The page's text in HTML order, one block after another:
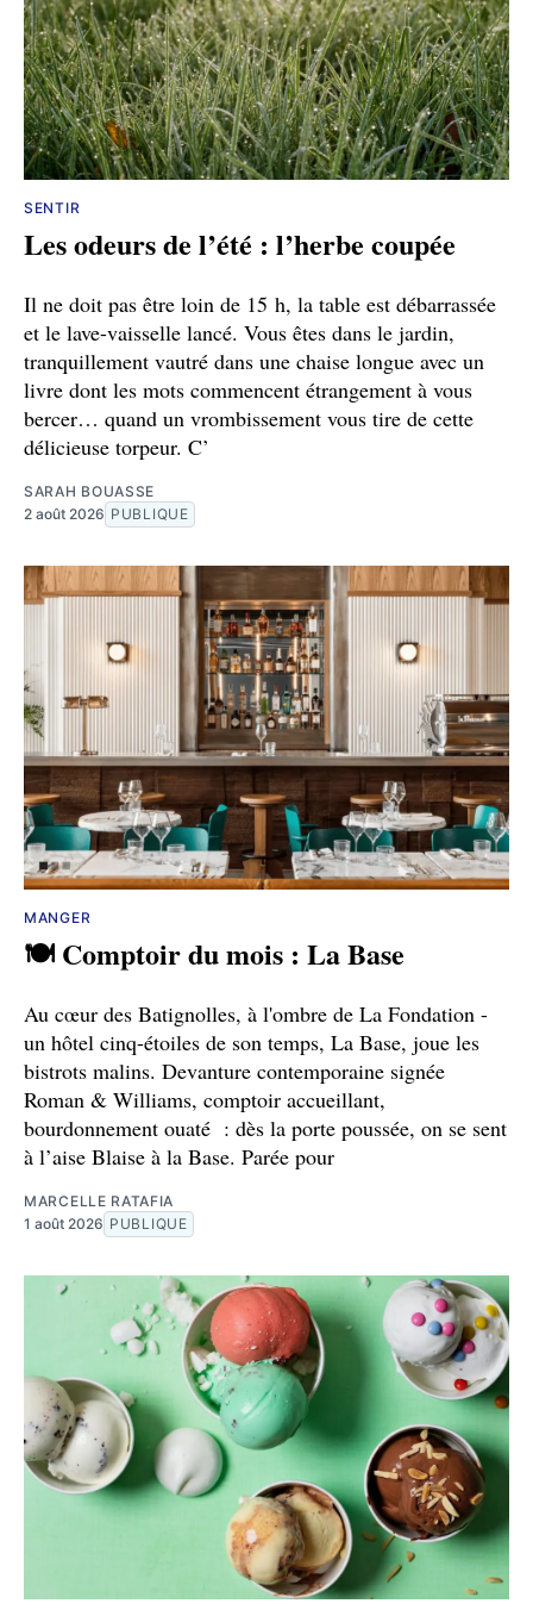
SENTIR
Les odeurs de l’été : l’herbe coupée
Il ne doit pas être loin de 15 h, la table est débarrassée
et le lave-vaisselle lancé. Vous êtes dans le jardin,
tranquillement vautré dans une chaise longue avec un
livre dont les mots commencent étrangement à vous
bercer… quand un vrombissement vous tire de cette
délicieuse torpeur. C’
SARAH BOUASSE
2 août 2026 PUBLIQUE
MANGER
🍽️ Comptoir du mois : La Base
Au cœur des Batignolles, à l'ombre de La Fondation -
un hôtel cinq-étoiles de son temps, La Base, joue les
bistrots malins. Devanture contemporaine signée
Roman & Williams, comptoir accueillant,
bourdonnement ouaté : dès la porte poussée, on se sent
à l’aise Blaise à la Base. Parée pour
MARCELLE RATAFIA
1 août 2026 PUBLIQUE